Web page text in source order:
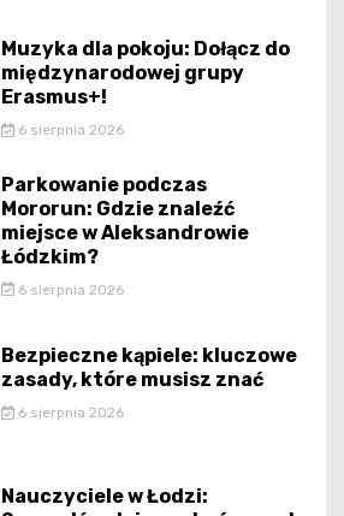
Muzyka dla pokoju: Dołącz do
międzynarodowej grupy
Erasmus+!
6 sierpnia 2026
Parkowanie podczas
Mororun: Gdzie znaleźć
miejsce w Aleksandrowie
Łódzkim?
6 sierpnia 2026
Bezpieczne kąpiele: kluczowe
zasady, które musisz znać
6 sierpnia 2026
Nauczyciele w Łodzi: